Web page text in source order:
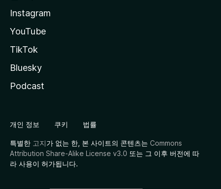
Instagram
YouTube
TikTok
Bluesky
Podcast
개인 정보 쿠키 법률
특별한 고지가 없는 한, 본 사이트의 콘텐츠는 Commons
Attribution Share-Alike License v3.0 또는 그 이후 버전에 따
라 사용이 허가됩니다.